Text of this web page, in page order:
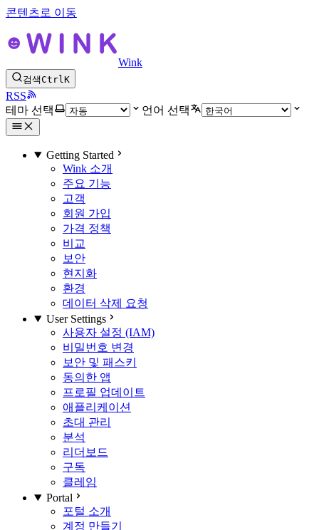
콘텐츠로 이동
Wink
검색CtrlK
RSS
테마 선택
언어 선택
Getting Started
Wink 소개
주요 기능
고객
회원 가입
가격 정책
비교
보안
현지화
환경
데이터 삭제 요청
User Settings
사용자 설정 (IAM)
비밀번호 변경
보안 및 패스키
동의한 앱
프로필 업데이트
애플리케이션
초대 관리
분석
리더보드
구독
클레임
Portal
포털 소개
계정 만들기